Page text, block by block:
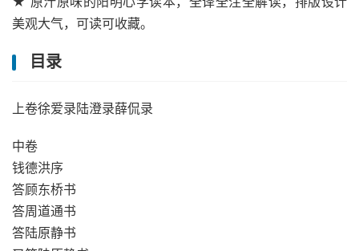
美观大气，可读可收藏。
目录
上卷徐爱录陆澄录薛侃录
中卷
钱德洪序
答顾东桥书
答周道通书
答陆原静书